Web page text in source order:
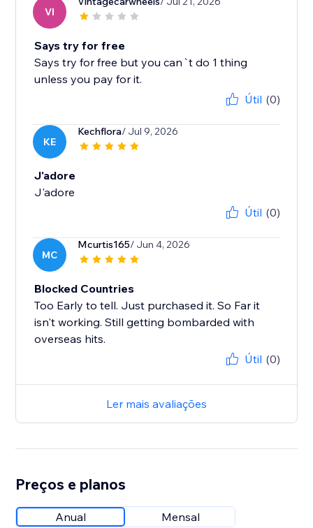
VI
Says try for free
Says try for free but you can`t do 1 thing
unless you pay for it.
Útil (0)
KE
Kechflora/ Jul 9, 2026
J'adore
J'adore
Útil (0)
MC
Mcurtis165/ Jun 4, 2026
Blocked Countries
Too Early to tell. Just purchased it. So Far it
isn't working. Still getting bombarded with
overseas hits.
Útil (0)
Ler mais avaliações
Preços e planos
Anual Mensal